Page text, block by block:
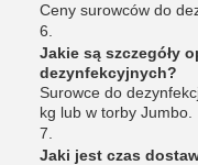
Ceny surowców do
6.
Jakie są szczegóły
dezynfekcyjnych?
Surowce do
kg lub w torby Jumbo.
7.
Jaki jest czas